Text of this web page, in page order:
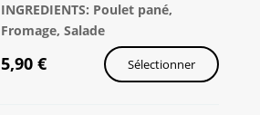
INGREDIENTS: Poulet pané,
Fromage, Salade
5,90 € Sélectionner